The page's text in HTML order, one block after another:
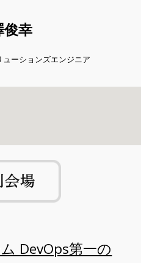
俊幸
ューションズエンジニア
DevOps第一の